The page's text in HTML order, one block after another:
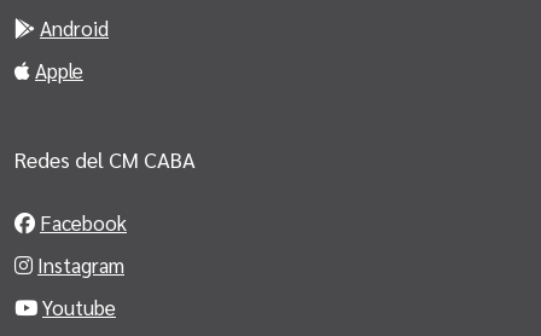
Android
Apple
Redes del CM CABA
Facebook
Instagram
Youtube